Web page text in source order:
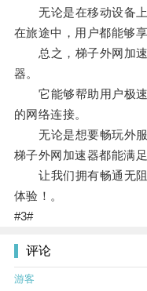
无论是在移动设备上
在旅途中，用户都能够
总之，梯子外网加速
器。
它能够帮助用户极速
的网络连接。
无论是想要畅玩外服
梯子外网加速器都能满
让我们拥有畅通无阻
体验！。
#3#
评论
游客